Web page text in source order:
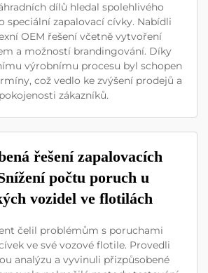
dílů hledal spolehlivého
speciální zapalovací cívky. Nabídli
OEM řešení včetně vytvoření
a možností brandingování. Díky
výrobnímu procesu byl schopen
což vedlo ke zvýšení prodejů a
zákazníků.
řešení zapalovacích
počtu poruch u
vozidel ve flotilách
čelil problémům s poruchami
ve své vozové flotile. Provedli
analýzu a vyvinuli přizpůsobené